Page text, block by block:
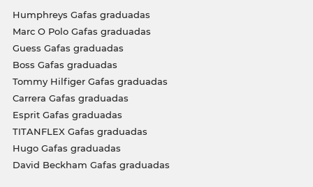
Humphreys Gafas graduadas
Marc O Polo Gafas graduadas
Guess Gafas graduadas
Boss Gafas graduadas
Tommy Hilfiger Gafas graduadas
Carrera Gafas graduadas
Esprit Gafas graduadas
TITANFLEX Gafas graduadas
Hugo Gafas graduadas
David Beckham Gafas graduadas